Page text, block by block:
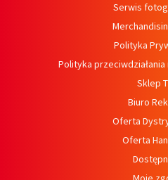
Serwis
Polityka
Polityka
Sklep
Biuro
Oferta
Oferta